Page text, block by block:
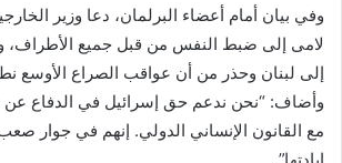
وفي بيان أمام أعضاء البرلمان، دعا وزير
لامى إلى ضبط النفس من قبل جميع الأطراف،
إلى لبنان وحذر من أن عواقب الصراع الأوسع
وأضاف: “نحن ندعم حق إسرائيل في الدفاع عن
مع القانون الإنساني الدولي. إنهم في جوار